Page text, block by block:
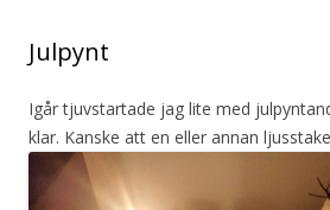
Julpynt
Igår tjuvstartade jag lite med
klar. Kanske att en eller annan